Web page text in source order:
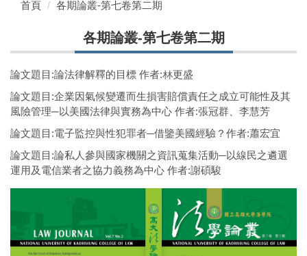
首頁 各期論叢-第七卷第二期
各期論叢-第七卷第二期
論文題目:論法律解釋的目標 作者:林更盛
論文題目:企業因氣候變遷而生損害賠償責任之成立可能性及其
風險管理─以美國法律與實務為中心 作者:張冠群、李慧芳
論文題目:電子監控與性犯罪者─借鑒美國經驗？作者:蕭宏宜
論文題目:論私人參與國家機關之資訊蒐集活動─以線民之遴選
運用及電信業者之協力義務為中心 作者:謝碩駿